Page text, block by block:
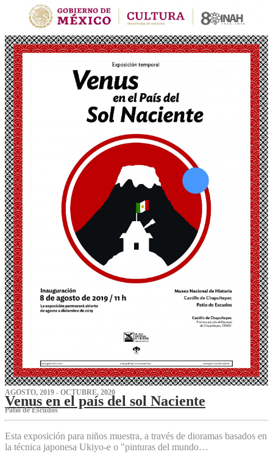
AGOSTO, 2019 - OCTUBRE, 2020
Venus en el país del sol Naciente
P‌atio de Escudos
Esta exposición para niños muestra, a través de dioramas basados en
la técnica japonesa Ukiyo-e o "pinturas del mundo…